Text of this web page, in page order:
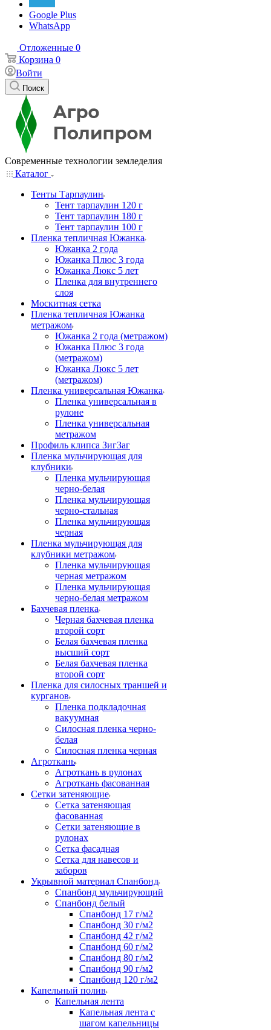
Google Plus
WhatsApp
Отложенные 0
Корзина 0
Войти
Поиск
Современные технологии земледелия
Каталог
Тенты Тарпаулин
Тент тарпаулин 120 г
Тент тарпаулин 180 г
Тент тарпаулин 100 г
Пленка тепличная Южанка
Южанка 2 года
Южанка Плюс 3 года
Южанка Люкс 5 лет
Пленка для внутреннего
слоя
Москитная сетка
Пленка тепличная Южанка
метражом
Южанка 2 года (метражом)
Южанка Плюс 3 года
(метражом)
Южанка Люкс 5 лет
(метражом)
Пленка универсальная Южанка
Пленка универсальная в
рулоне
Пленка универсальная
метражом
Профиль клипса ЗигЗаг
Пленка мульчирующая для
клубники
Пленка мульчирующая
черно-белая
Пленка мульчирующая
черно-стальная
Пленка мульчирующая
черная
Пленка мульчирующая для
клубники метражом
Пленка мульчирующая
черная метражом
Пленка мульчирующая
черно-белая метражом
Бахчевая пленка
Черная бахчевая пленка
второй сорт
Белая бахчевая пленка
высший сорт
Белая бахчевая пленка
второй сорт
Пленка для силосных траншей и
курганов
Пленка подкладочная
вакуумная
Силосная пленка черно-
белая
Силосная пленка черная
Агроткань
Агроткань в рулонах
Агроткань фасованная
Сетки затеняющие
Сетка затеняющая
фасованная
Сетки затеняющие в
рулонах
Сетка фасадная
Сетка для навесов и
заборов
Укрывной материал Спанбонд
Спанбонд мульчирующий
Спанбонд белый
Спанбонд 17 г/м2
Спанбонд 30 г/м2
Спанбонд 42 г/м2
Спанбонд 60 г/м2
Спанбонд 80 г/м2
Спанбонд 90 г/м2
Спанбонд 120 г/м2
Капельный полив
Капельная лента
Капельная лента с
шагом капельницы